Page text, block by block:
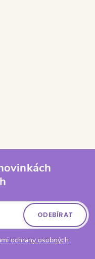
ochrany osobných
ODEBÍRAT